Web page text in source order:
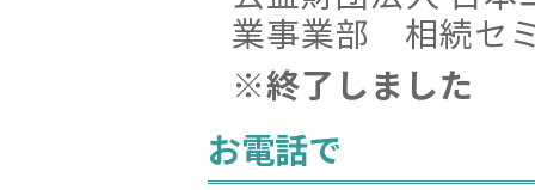
業事業部 相続セ
※終了しました
お電話で